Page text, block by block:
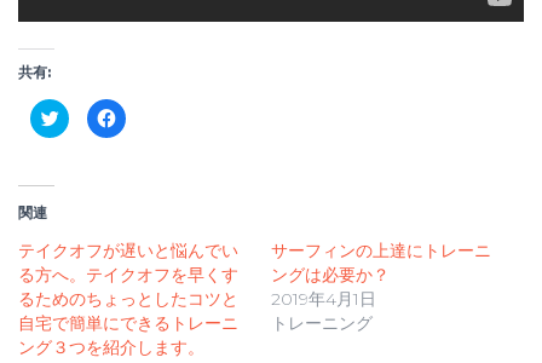
共有:
ク
リ
t
t
e
r
で
共
有
(
F
a
共
有
す
る
に
は
ク
リ
関連
テイクオフが遅いと悩んでい
る方へ。テイクオフを早くす
るためのちょっとしたコツと
自宅で簡単にできるトレーニ
ング３つを紹介します。
サーフィンの上達にトレーニ
ングは必要か？
2019年4月1日
トレーニング